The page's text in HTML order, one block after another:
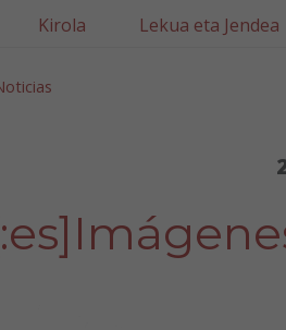
Kirola Lekua eta Jendea